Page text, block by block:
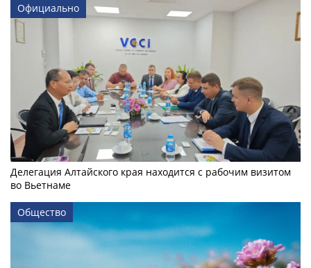
Официально
Делегация Алтайского края находится с рабочим визитом
во Вьетнаме
Общество